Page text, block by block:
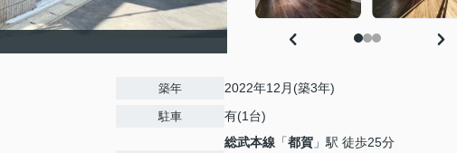
築年 2022年12月(築3年)
駐車 有(1台)
総武本線 「都賀 」駅 徒歩25分